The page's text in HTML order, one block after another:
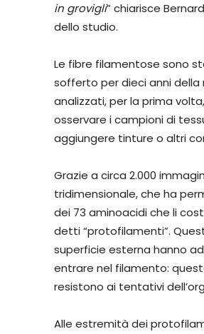
in grovigli” chiarisce
dello studio.
Le fibre filamentose sono
sofferto per dieci anni
analizzati, per la prima
osservare i campioni di
aggiungere tinture o altri
Grazie a circa 2.000
tridimensionale, che ha
dei 73 aminoacidi che li
detti “protofilamenti”.
superficie esterna hanno
entrare nel filamento:
resistono ai tentativi
Alle estremità dei